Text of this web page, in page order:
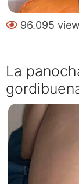
96.095
La